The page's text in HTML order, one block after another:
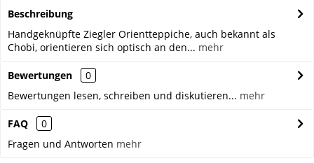
Beschreibung
Handgeknüpfte Ziegler Orientteppiche, auch bekannt als
Chobi, orientieren sich optisch an den... mehr
Bewertungen
0
Bewertungen lesen, schreiben und diskutieren... mehr
FAQ
0
Fragen und Antworten mehr